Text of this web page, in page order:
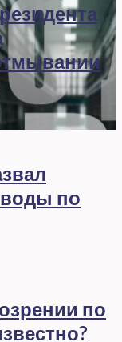
по
по